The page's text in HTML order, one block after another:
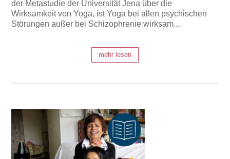
der Metastudie der Universität Jena über die
Wirksamkeit von Yoga, ist Yoga bei allen psychischen
Störungen außer bei Schizophrenie wirksam....
mehr lesen